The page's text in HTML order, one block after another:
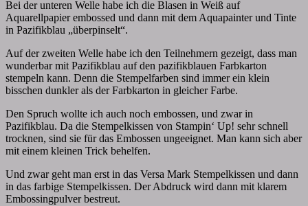
Bei der unteren Welle habe ich die Blasen in Weiß auf
Aquarellpapier embossed und dann mit dem Aquapainter und Tinte
in Pazifikblau „überpinselt“.
Auf der zweiten Welle habe ich den Teilnehmern gezeigt, dass man
wunderbar mit Pazifikblau auf den pazifikblauen Farbkarton
stempeln kann. Denn die Stempelfarben sind immer ein klein
bisschen dunkler als der Farbkarton in gleicher Farbe.
Den Spruch wollte ich auch noch embossen, und zwar in
Pazifikblau. Da die Stempelkissen von Stampin‘ Up! sehr schnell
trocknen, sind sie für das Embossen ungeeignet. Man kann sich aber
mit einem kleinen Trick behelfen.
Und zwar geht man erst in das Versa Mark Stempelkissen und dann
in das farbige Stempelkissen. Der Abdruck wird dann mit klarem
Embossingpulver bestreut.